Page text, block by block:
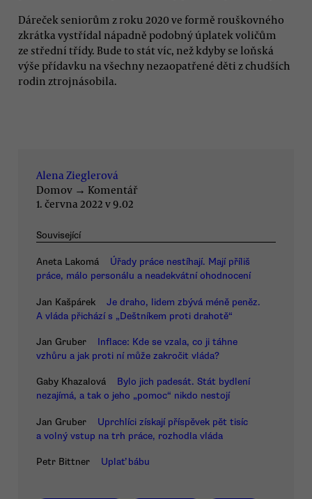
Dáreček seniorům z roku 2020 ve formě rouškovného
zkrátka vystřídal nápadně podobný úplatek voličům
ze střední třídy. Bude to stát víc, než kdyby se loňská
výše přídavku na všechny nezaopatřené děti z chudších
rodin ztrojnásobila.
Alena Zieglerová
Domov → Komentář
1. června 2022 v 9.02
Související
Aneta Lakomá
Úřady práce nestíhají. Mají příliš
práce, málo personálu a neadekvátní ohodnocení
Jan Kašpárek
Je draho, lidem zbývá méně peněz.
A vláda přichází s „Deštníkem proti drahotě“
Jan Gruber
Inflace: Kde se vzala, co ji táhne
vzhůru a jak proti ní může zakročit vláda?
Gaby Khazalová
Bylo jich padesát. Stát bydlení
nezajímá, a tak o jeho „pomoc“ nikdo nestojí
Jan Gruber
Uprchlíci získají příspěvek pět tisíc
a volný vstup na trh práce, rozhodla vláda
Petr Bittner Uplať bábu